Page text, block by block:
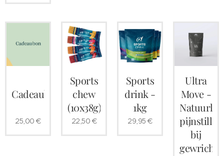
Cadeaubon
25,00 €
Sports
chew
(10x38g)
22,50 €
Sports
drink -
1kg
29,95 €
Ultra
Move -
pijnstiller
bij